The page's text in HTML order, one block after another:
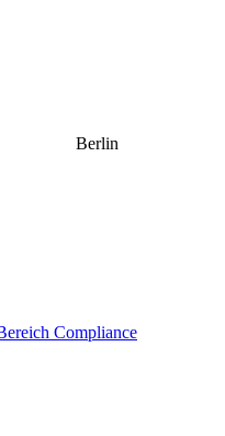
Berlin
Compliance